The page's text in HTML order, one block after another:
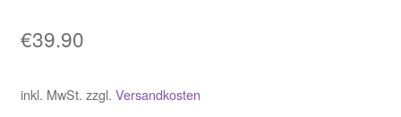
€39.90
inkl. MwSt. zzgl. Versandkosten